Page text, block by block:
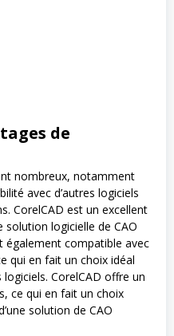
de
nombreux, notamment
avec d’autres logiciels
CorelCAD est un excellent
logicielle de CAO
également compatible avec
qui en fait un choix idéal
CorelCAD offre un
ce qui en fait un choix
solution de CAO